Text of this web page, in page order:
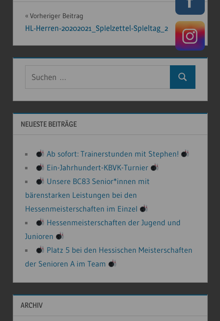
Beitragsnavigation
Vorheriger Beitrag
HL-Herren-20202021_Spielzettel-Spieltag_2
Suchen
NEUESTE BEITRÄGE
Ab sofort: Trainerstunden mit Stephen!
Ein-Jahrhundert-KBVK-Turnier
Unsere BC83 Senior*innen mit
bärenstarken Leistungen bei den
Hessenmeisterschaften im Einzel
Hessenmeisterschaften der Jugend und
Junioren
Platz 5 bei den Hessischen Meisterschaften
der Senioren A im Team
ARCHIV